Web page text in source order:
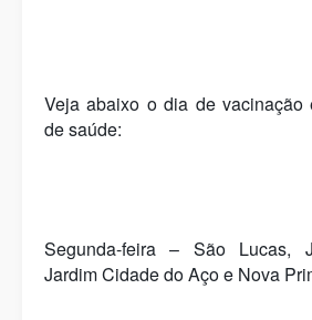
Veja abaixo o dia de vacinação
de saúde:
Segunda-feira – São Lucas,
Jardim Cidade do Aço e Nova